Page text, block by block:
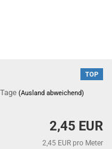
TOP
(Ausland abweichend)
2,45 EUR
2,45 EUR pro Meter